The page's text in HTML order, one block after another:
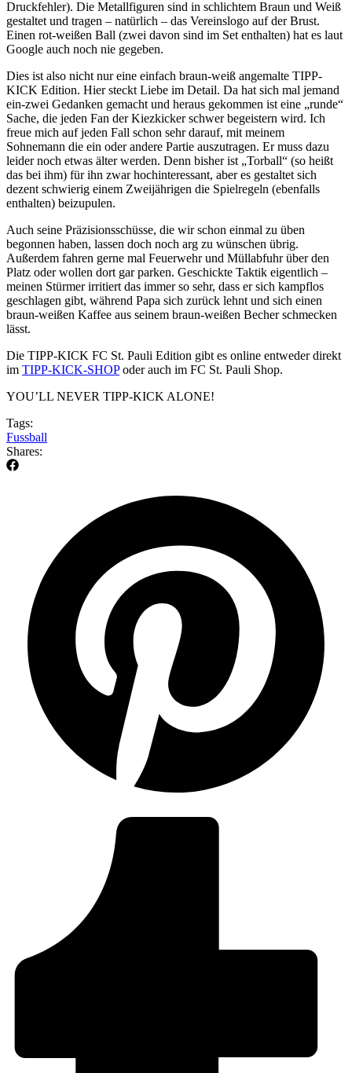
Druckfehler). Die Metallfiguren sind in schlichtem Braun und Weiß
gestaltet und tragen – natürlich – das Vereinslogo auf der Brust.
Einen rot-weißen Ball (zwei davon sind im Set enthalten) hat es laut
Google auch noch nie gegeben.
Dies ist also nicht nur eine einfach braun-weiß angemalte TIPP-
KICK Edition. Hier steckt Liebe im Detail. Da hat sich mal jemand
ein-zwei Gedanken gemacht und heraus gekommen ist eine „runde“
Sache, die jeden Fan der Kiezkicker schwer begeistern wird. Ich
freue mich auf jeden Fall schon sehr darauf, mit meinem
Sohnemann die ein oder andere Partie auszutragen. Er muss dazu
leider noch etwas älter werden. Denn bisher ist „Torball“ (so heißt
das bei ihm) für ihn zwar hochinteressant, aber es gestaltet sich
dezent schwierig einem Zweijährigen die Spielregeln (ebenfalls
enthalten) beizupulen.
Auch seine Präzisionsschüsse, die wir schon einmal zu üben
begonnen haben, lassen doch noch arg zu wünschen übrig.
Außerdem fahren gerne mal Feuerwehr und Müllabfuhr über den
Platz oder wollen dort gar parken. Geschickte Taktik eigentlich –
meinen Stürmer irritiert das immer so sehr, dass er sich kampflos
geschlagen gibt, während Papa sich zurück lehnt und sich einen
braun-weißen Kaffee aus seinem braun-weißen Becher schmecken
lässt.
Die TIPP-KICK FC St. Pauli Edition gibt es online entweder direkt
im TIPP-KICK-SHOPoder auch im FC St. Pauli Shop.
YOU’LL NEVER TIPP-KICK ALONE!
Tags:
Fussball
Shares: